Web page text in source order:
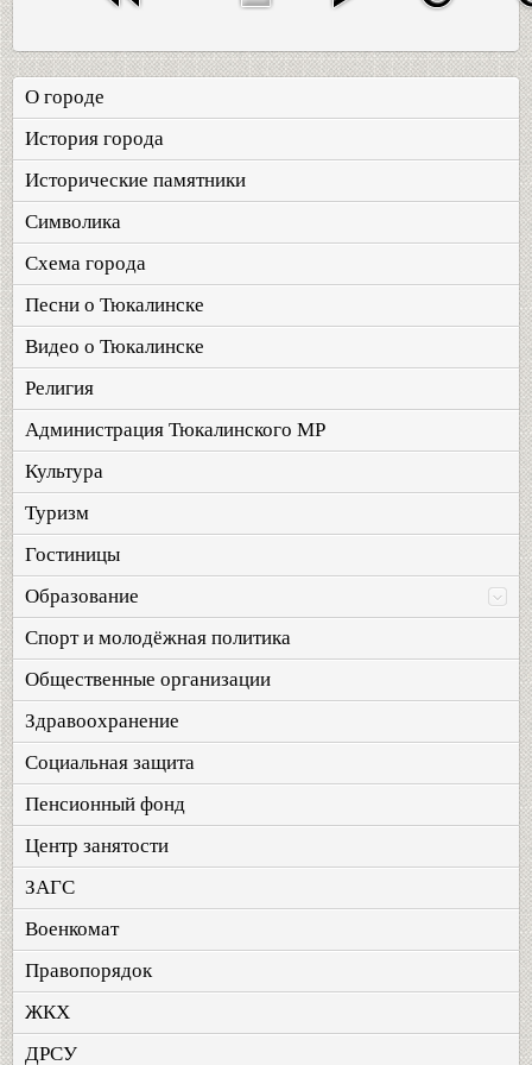
О городе
История города
Исторические памятники
Символика
Схема города
Песни о Тюкалинске
Видео о Тюкалинске
Религия
Администрация Тюкалинского МР
Культура
Туризм
Гостиницы
Образование
Спорт и молодёжная политика
Общественные организации
Здравоохранение
Социальная защита
Пенсионный фонд
Центр занятости
ЗАГС
Военкомат
Правопорядок
ЖКХ
ДРСУ